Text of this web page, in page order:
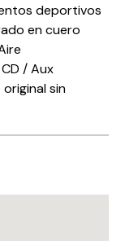
deportivos
en cuero
/ Aux
sin